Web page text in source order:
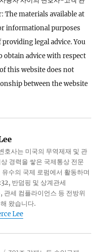
The materials available at
informational purposes
legal advice. You
obtain advice with respect
this website does not
between the website
호사는 미국의 무역제재 및 관
경력을 쌓은 국제통상 전문
수의 국제 로펌에서 활동하며
반덤핑 및 상계관세
세 컴플라이언스 등 전방위
왔습니다.
Lee